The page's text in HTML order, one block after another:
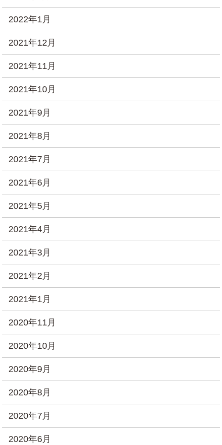
2022年1月
2021年12月
2021年11月
2021年10月
2021年9月
2021年8月
2021年7月
2021年6月
2021年5月
2021年4月
2021年3月
2021年2月
2021年1月
2020年11月
2020年10月
2020年9月
2020年8月
2020年7月
2020年6月